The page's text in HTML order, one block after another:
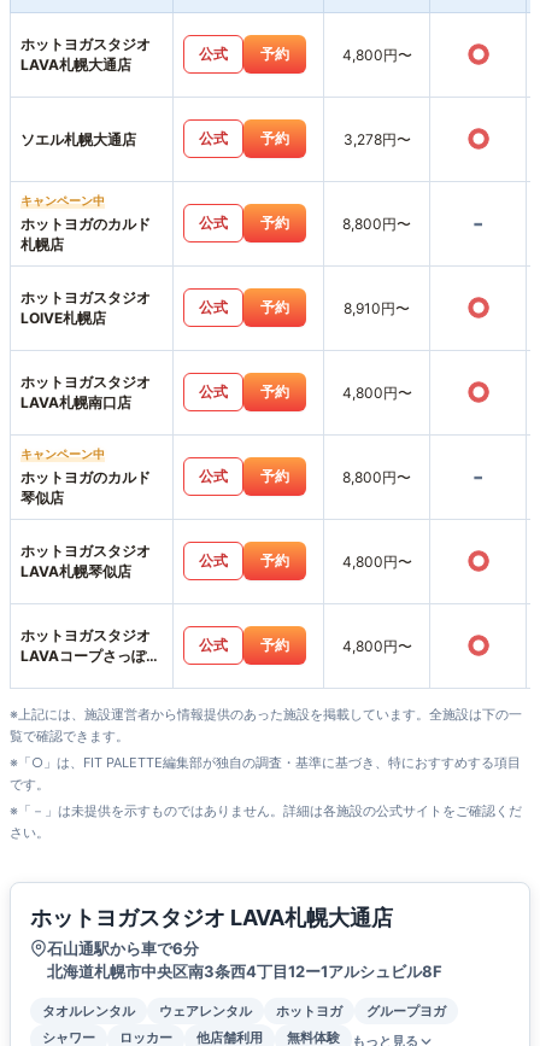
ホットヨガスタジオ
LAVA札幌大通店
公式 予約 4,800円〜 ○
ソエル札幌大通店 公式 予約 3,278円〜 ○
キャンペーン中
ホットヨガのカルド
札幌店
公式 予約 8,800円〜 -
ホットヨガスタジオ
LOIVE札幌店
公式 予約 8,910円〜 ○
ホットヨガスタジオ
LAVA札幌南口店
公式 予約 4,800円〜 ○
キャンペーン中
ホットヨガのカルド
琴似店
公式 予約 8,800円〜 -
ホットヨガスタジオ
LAVA札幌琴似店
公式 予約 4,800円〜 ○
ホットヨガスタジオ
LAVAコープさっぽろ
公式 予約 4,800円〜 ○
※上記には、施設運営者から情報提供のあった施設を掲載しています。全施設は下の一
覧で確認できます。
※「○」は、FIT PALETTE編集部が独自の調査・基準に基づき、特におすすめする項目
です。
※「－」は未提供を示すものではありません。詳細は各施設の公式サイトをご確認くだ
さい。
ホットヨガスタジオ LAVA札幌大通店
石山通駅から車で6分
北海道札幌市中央区南3条西4丁目12ー1アルシュビル8F
タオルレンタル ウェアレンタル ホットヨガ
グループヨガ
シャワー
ロッカー 他店舗利用 無料体験 もっと見る